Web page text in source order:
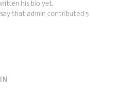
his bio yet.
that admin contributed 5